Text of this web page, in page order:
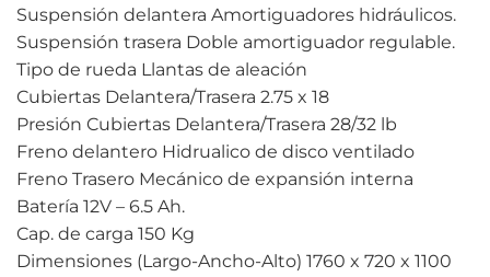
Suspensión delantera Amortiguadores hidráulicos.
Suspensión trasera Doble amortiguador regulable.
Tipo de rueda Llantas de aleación
Cubiertas Delantera/Trasera 2.75 x 18
Presión Cubiertas Delantera/Trasera 28/32 lb
Freno delantero Hidrualico de disco ventilado
Freno Trasero Mecánico de expansión interna
Batería 12V – 6.5 Ah.
Cap. de carga 150 Kg
Dimensiones (Largo-Ancho-Alto) 1760 x 720 x 1100